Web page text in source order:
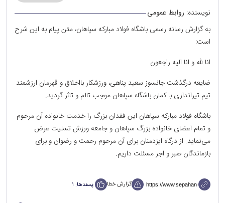
نویسنده: روابط عمومی
به گزارش رسانه رسمی باشگاه فولاد مبارکه سپاهان، متن پیام به این شرح
است:
انا لله و انا الیه راجعون
ضایعه درگذشت جانسوز سعید پناهی، ورزشکار بااخلاق و قهرمان ارزشمند
تیم تیراندازی با کمان باشگاه سپاهان موجب تالم و تاثر گردید.
باشگاه فولاد مبارکه سپاهان این فقدان بزرگ را خدمت خانواده آن مرحوم
و تمام اعضای خانواده بزرگ سپاهان و جامعه ورزش تسلیت عرض
می‌نماید. از درگاه ایزدمنان برای آن مرحوم رحمت و رضوان و برای
بازماندگان صبر و اجر مسئلت داریم.
گزارش خطا پسندها: ۱